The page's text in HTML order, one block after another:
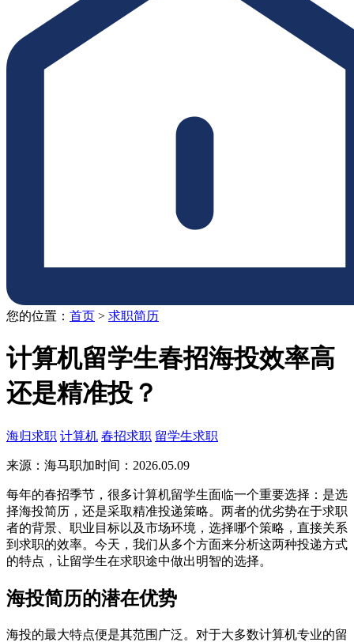
您的位置： 首页 > 求职简历
计算机留学生春招海投效率高
还是精准投？
海归求职 计算机 春招求职 留学生求职
来源：海马职加时间：2026.05.09
每年的春招季节，很多计算机留学生面临一个重要选择：是选
择海投简历，还是采取精准投递策略。两者的优劣势在于求职
者的背景、职业目标以及市场环境，选择哪个策略，直接关系
到求职的效率。今天，我们从多个方面来分析这两种投递方式
的特点，让留学生在求职途中做出明智的选择。
海投简历的潜在优势
海投的最大特点便是其范围广泛。对于大多数计算机专业的留